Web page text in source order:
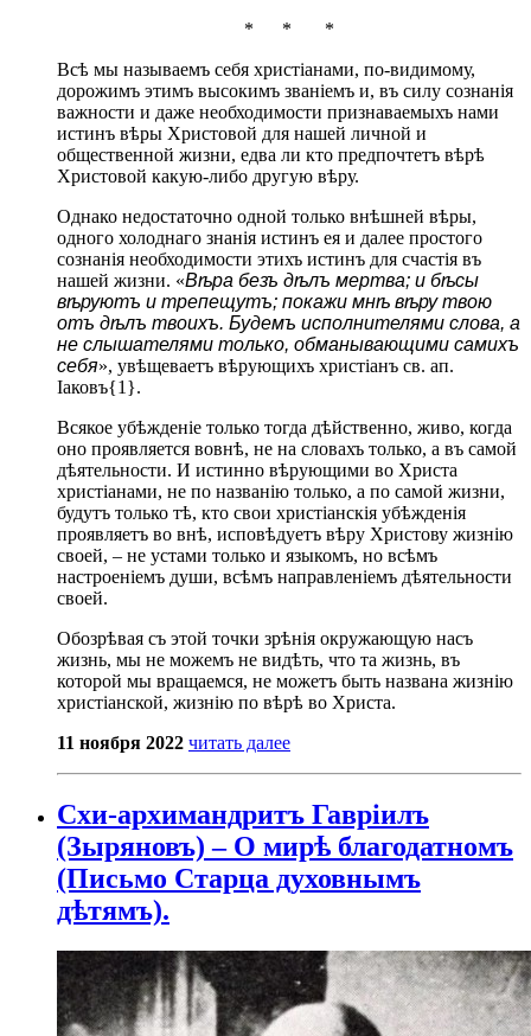
* * *
Всѣ мы называемъ себя христіанами, по-видимому,
дорожимъ этимъ высокимъ званіемъ и, въ силу сознанія
важности и даже необходимости признаваемыхъ нами
истинъ вѣры Христовой для нашей личной и
общественной жизни, едва ли кто предпочтетъ вѣрѣ
Христовой какую-либо другую вѣру.
Однако недостаточно одной только внѣшней вѣры,
одного холоднаго знанія истинъ ея и далее простого
сознанія необходимости этихъ истинъ для счастія въ
нашей жизни. «Вѣра безъ дѣлъ мертва; и бѣсы
вѣруютъ и трепещутъ; покажи мнѣ вѣру твою
отъ дѣлъ твоихъ. Будемъ исполнителями слова, а
не слышателями только, обманывающими самихъ
себя», увѣщеваетъ вѣрующихъ христіанъ св. ап.
Іаковъ{1}.
Всякое убѣжденіе только тогда дѣйственно, живо, когда
оно проявляется вовнѣ, не на словахъ только, а въ самой
дѣятельности. И истинно вѣрующими во Христа
христіанами, не по названію только, а по самой жизни,
будутъ только тѣ, кто свои христіанскія убѣжденія
проявляетъ во внѣ, исповѣдуетъ вѣру Христову жизнію
своей, – не устами только и языкомъ, но всѣмъ
настроеніемъ души, всѣмъ направленіемъ дѣятельности
своей.
Обозрѣвая съ этой точки зрѣнія окружающую насъ
жизнь, мы не можемъ не видѣть, что та жизнь, въ
которой мы вращаемся, не можетъ быть названа жизнію
христіанской, жизнію по вѣрѣ во Христа.
11 ноября 2022 читать далее
Схи-архимандритъ Гавріилъ
(Зыряновъ) – О мирѣ благодатномъ
(Письмо Старца духовнымъ
дѣтямъ).